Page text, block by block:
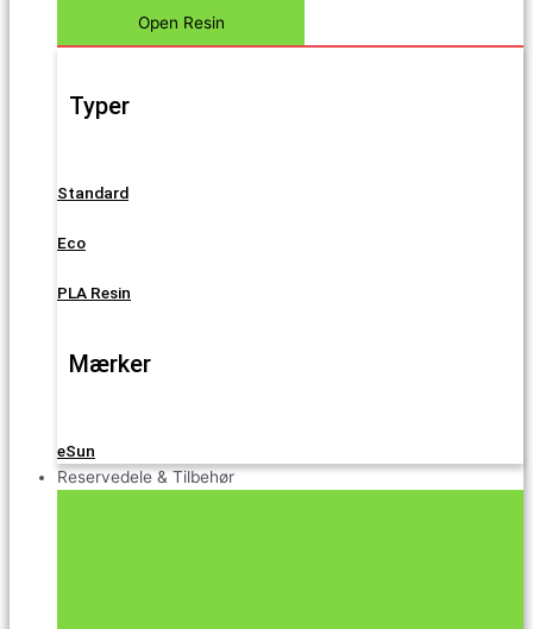
Open Resin
Typer
Standard
Eco
PLA Resin
Mærker
eSun
Reservedele & Tilbehør